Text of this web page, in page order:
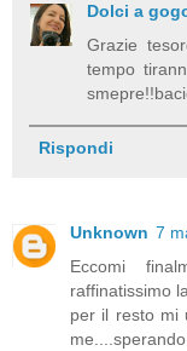
Dolci a
Grazie
tempo
Rispondi
Unknown 7
Eccomi
raffinatissimo
per il resto mi